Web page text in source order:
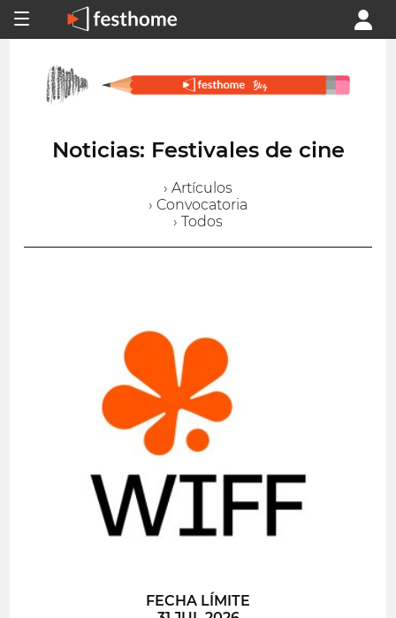
Noticias: Festivales de cine
› Artículos
› Convocatoria
› Todos
FECHA LÍMITE